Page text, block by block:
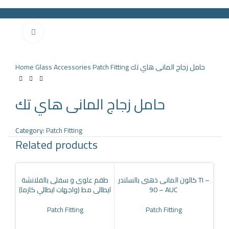
HOME
Search
HomeGlass AccessoriesPatch Fittingحامل زجاج المانى هاي تك
حامل زجاج المانى هاي تك
Category:Patch Fitting
Related products
طقم علوى و سفلى بالفلانشة
ايطالى مط (واجهات ايطالي كازما)
Patch Fitting
كالون المانى ذهبى بالسلندر TI –
90 – AUC
Patch Fitting